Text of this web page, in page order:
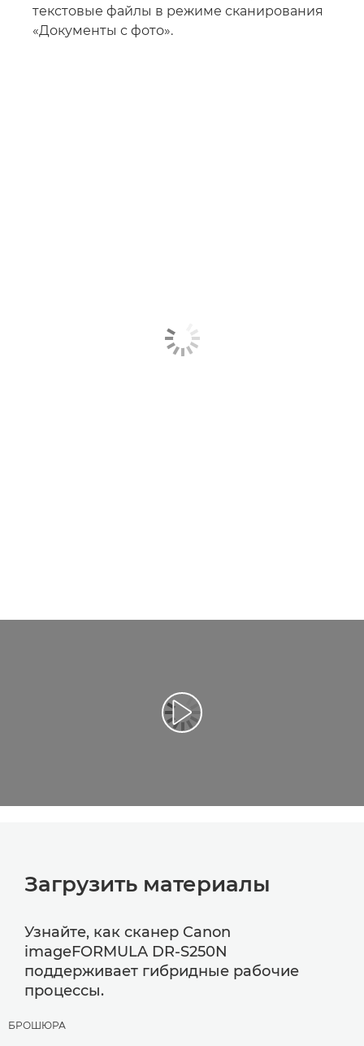
текстовые файлы в режиме сканирования
«Документы с фото».
Воспроизведение видео
Загрузить материалы
Узнайте, как сканер Canon
imageFORMULA DR-S250N
поддерживает гибридные рабочие
процессы.
БРОШЮРА